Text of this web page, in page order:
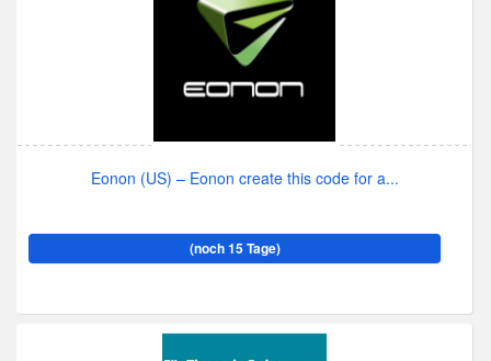
Eonon (US) – Eonon create this code for a...
(noch 15 Tage)